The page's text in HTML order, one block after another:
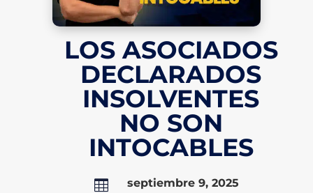
LOS ASOCIADOS
DECLARADOS
INSOLVENTES
NO SON
INTOCABLES
 septiembre 9, 2025